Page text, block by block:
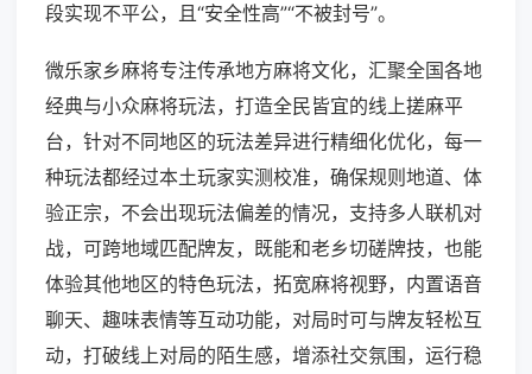
段实现不平公，且“安全性高”“不被封号”。
微乐家乡麻将专注传承地方麻将文化，汇聚全国各地
经典与小众麻将玩法，打造全民皆宜的线上搓麻平
台，针对不同地区的玩法差异进行精细化优化，每一
种玩法都经过本土玩家实测校准，确保规则地道、体
验正宗，不会出现玩法偏差的情况，支持多人联机对
战，可跨地域匹配牌友，既能和老乡切磋牌技，也能
体验其他地区的特色玩法，拓宽麻将视野，内置语音
聊天、趣味表情等互动功能，对局时可与牌友轻松互
动，打破线上对局的陌生感，增添社交氛围，运行稳